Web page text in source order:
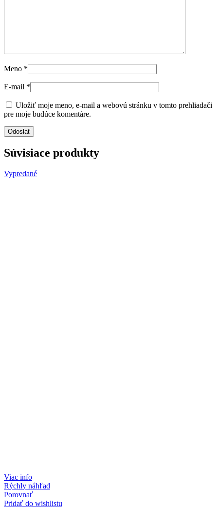
Meno *
E-mail *
Uložiť moje meno, e-mail a webovú stránku v tomto prehliadači
pre moje budúce komentáre.
Súvisiace produkty
Vypredané
Viac info
Rýchly náhľad
Porovnať
Pridať do wishlistu